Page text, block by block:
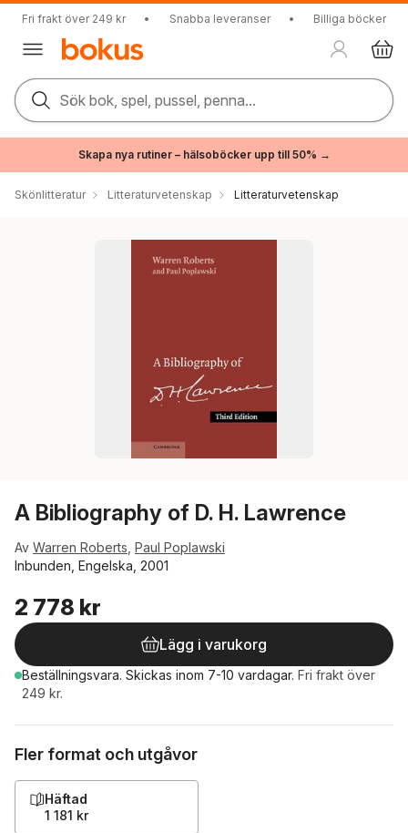
Fri frakt över 249 kr • Snabba leveranser • Billiga böcker
Sök bok, spel, pussel, penna...
Skapa nya rutiner – hälsoböcker upp till 50% →
Skönlitteratur Litteraturvetenskap Litteraturvetenskap
A Bibliography of D. H. Lawrence
Av Warren Roberts Paul Poplawski
Inbunden, Engelska, 2001
2 778 kr
Lägg i varukorg
Beställningsvara. Skickas inom 7-10 vardagar. Fri frakt över
249 kr.
Fler format och utgåvor
Häftad
1 181 kr